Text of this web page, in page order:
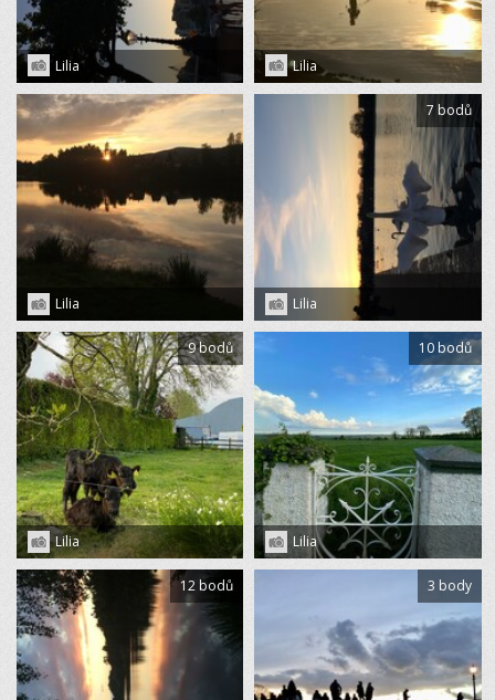
Lilia Lilia
Lilia Lilia
7 bodů
Lilia
9 bodů
Lilia
10 bodů
12 bodů 3 body